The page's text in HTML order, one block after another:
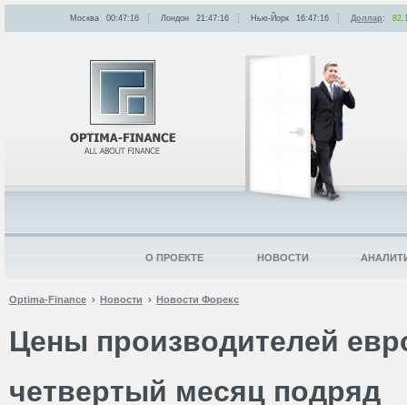
Optima-Finance Новости Новости Форекс
Цены производителей
четвертый месяц подряд
Москва 00:47:16 Лондон 21:47:16 Нью-Йорк 16:47:16 Доллар:
О ПРОЕКТЕ НОВОСТИ